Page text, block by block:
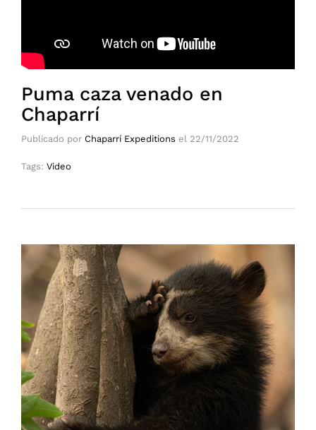
Puma caza venado en
Chaparrí
Publicado por Chaparrí Expeditions el 22/11/2022
Tags: Video